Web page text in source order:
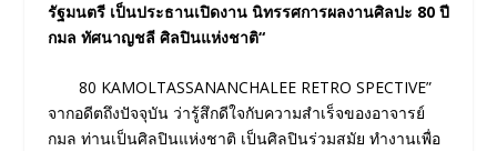
รัฐมนตรี เป็นประธานเปิดงาน นิทรรศการผลงานศิลปะ 80 ปี
กมล ทัศนาญชลี ศิลปินแห่งชาติ“
80 KAMOLTASSANANCHALEE RETRO SPECTIVE”
จากอดีตถึงปัจจุบัน ว่ารู้สึกดีใจกับความสำเร็จของอาจารย์
กมล ท่านเป็นศิลปินแห่งชาติ เป็นศิลปินร่วมสมัย ทำงานเพื่อ